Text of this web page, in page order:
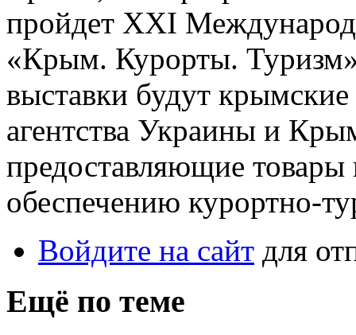
пройдет XXI
«Крым. Курорты.
выставки будут
агентства Украины и
предоставляющие
обеспечению курортно-
Войдите на сайт для
Ещё по теме